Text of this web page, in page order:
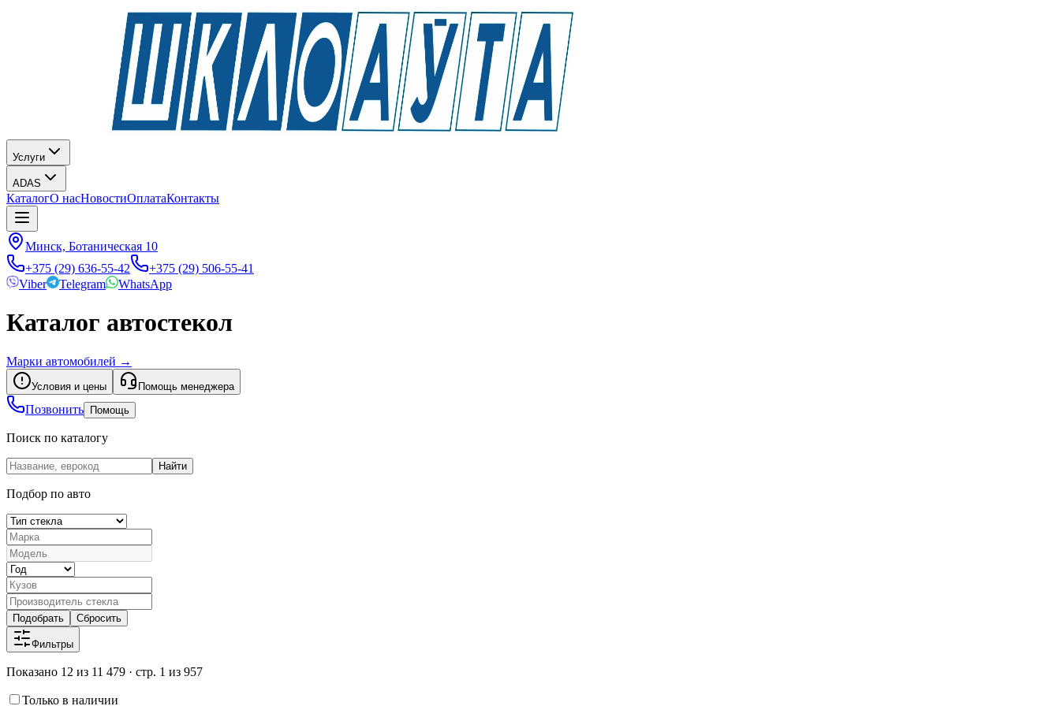
Услуги
ADAS
КаталогО насНовостиОплатаКонтакты
Минск, Ботаническая 10
+375 (29) 636-55-42
+375 (29) 506-55-41
Viber
Telegram WhatsApp
Каталог автостекол
Марки автомобилей →
Условия и цены Помощь менеджера
Позвонить Помощь
Поиск по каталогу
Найти
Подбор по авто
Подобрать Сбросить
Фильтры
Показано 12 из 11 479 · стр. 1 из 957
Только в наличии